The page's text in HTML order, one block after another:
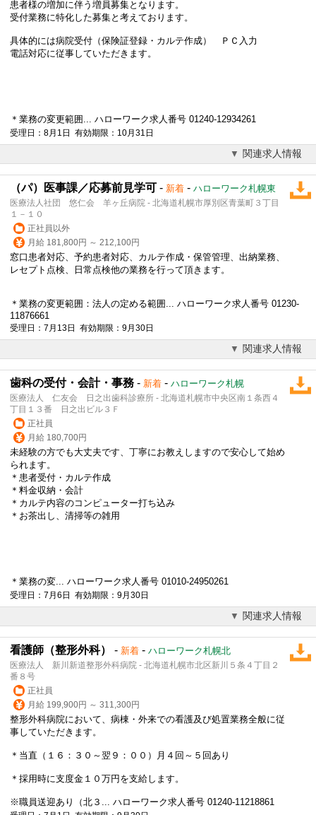
患者様の増加に伴う増員募集となります。
受付業務に特化した募集と考えております。
具体的には病院受付（保険証登録・ カルテ作成） ＰＣ入力
電話対応に従事していただきます。
＊業務の変更範囲... ハローワーク求人番号 01240-12934261
受理日：8月1日 有効期限：10月31日
関連求人情報
（パ）医事課／応募前見学可 - 新着 - ハローワーク札幌東
医療法人社団 悠仁会 羊ヶ丘病院 - 北海道札幌市厚別区青葉町３丁目
１－１０
正社員以外
月給 181,800円 ～ 212,100円
窓口患者対応、予約患者対応、 カルテ作成 ・保管管理、出納業務、
レセプト点検、日常点検他の業務を行って頂きます。
＊業務の変更範囲：法人の定める範囲... ハローワーク求人番号 01230-
11876661
受理日：7月13日 有効期限：9月30日
関連求人情報
歯科の受付・会計・事務 - 新着 - ハローワーク札幌
医療法人 仁友会 日之出歯科診療所 - 北海道札幌市中央区南１条西４
丁目１３番 日之出ビル３Ｆ
正社員
月給 180,700円
未経験の方でも大丈夫です、丁寧にお教えしますので安心して始め
られます。
＊患者受付・ カルテ作成
＊料金収納・会計
＊カルテ内容のコンピューター打ち込み
＊お茶出し、清掃等の雑用
＊業務の変... ハローワーク求人番号 01010-24950261
受理日：7月6日 有効期限：9月30日
関連求人情報
看護師（整形外科） - 新着 - ハローワーク札幌北
医療法人 新川新道整形外科病院 - 北海道札幌市北区新川５条４丁目２
番８号
正社員
月給 199,900円 ～ 311,300円
整形外科病院において、病棟・外来での看護及び処置業務全般に従
事していただきます。
＊当直（１６：３０～翌９：００）月４回～５回あり
＊採用時に支度金１０万円を支給します。
※職員送迎あり（北３... ハローワーク求人番号 01240-11218861